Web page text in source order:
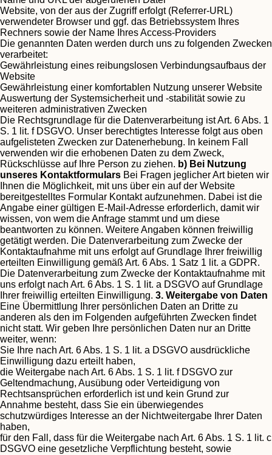
Website, von der aus der Zugriff erfolgt (Referrer-URL)
verwendeter Browser und ggf. das Betriebssystem Ihres
Rechners sowie der Name Ihres Access-Providers
Die genannten Daten werden durch uns zu folgenden Zwecken
verarbeitet:
Gewährleistung eines reibungslosen Verbindungsaufbaus der
Website
Gewährleistung einer komfortablen Nutzung unserer Website
Auswertung der Systemsicherheit und -stabilität sowie zu
weiteren administrativen Zwecken
Die Rechtsgrundlage für die Datenverarbeitung ist Art. 6 Abs. 1
S. 1 lit. f DSGVO. Unser berechtigtes Interesse folgt aus oben
aufgelisteten Zwecken zur Datenerhebung. In keinem Fall
verwenden wir die erhobenen Daten zu dem Zweck,
Rückschlüsse auf Ihre Person zu ziehen. b) Bei Nutzung
unseres Kontaktformulars Bei Fragen jeglicher Art bieten wir
Ihnen die Möglichkeit, mit uns über ein auf der Website
bereitgestelltes Formular Kontakt aufzunehmen. Dabei ist die
Angabe einer gültigen E-Mail-Adresse erforderlich, damit wir
wissen, von wem die Anfrage stammt und um diese
beantworten zu können. Weitere Angaben können freiwillig
getätigt werden. Die Datenverarbeitung zum Zwecke der
Kontaktaufnahme mit uns erfolgt auf Grundlage Ihrer freiwillig
erteilten Einwilligung gemäß Art. 6 Abs. 1 Satz 1 lit. a GDPR.
Die Datenverarbeitung zum Zwecke der Kontaktaufnahme mit
uns erfolgt nach Art. 6 Abs. 1 S. 1 lit. a DSGVO auf Grundlage
Ihrer freiwillig erteilten Einwilligung. 3. Weitergabe von Daten
Eine Übermittlung Ihrer persönlichen Daten an Dritte zu
anderen als den im Folgenden aufgeführten Zwecken findet
nicht statt. Wir geben Ihre persönlichen Daten nur an Dritte
weiter, wenn:
Sie Ihre nach Art. 6 Abs. 1 S. 1 lit. a DSGVO ausdrückliche
Einwilligung dazu erteilt haben,
die Weitergabe nach Art. 6 Abs. 1 S. 1 lit. f DSGVO zur
Geltendmachung, Ausübung oder Verteidigung von
Rechtsansprüchen erforderlich ist und kein Grund zur
Annahme besteht, dass Sie ein überwiegendes
schutzwürdiges Interesse an der Nichtweitergabe Ihrer Daten
haben,
für den Fall, dass für die Weitergabe nach Art. 6 Abs. 1 S. 1 lit. c
DSGVO eine gesetzliche Verpflichtung besteht, sowie